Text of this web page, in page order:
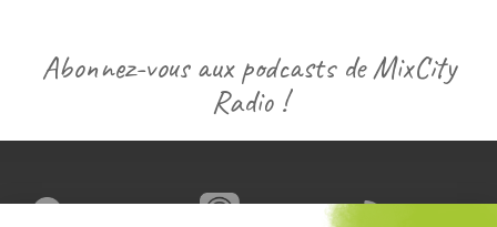
Abonnez-vous aux podcasts de MixCity
Radio !